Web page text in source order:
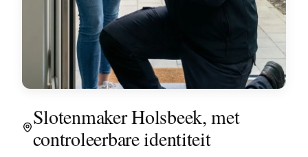
Slotenmaker Holsbeek, met
controleerbare identiteit